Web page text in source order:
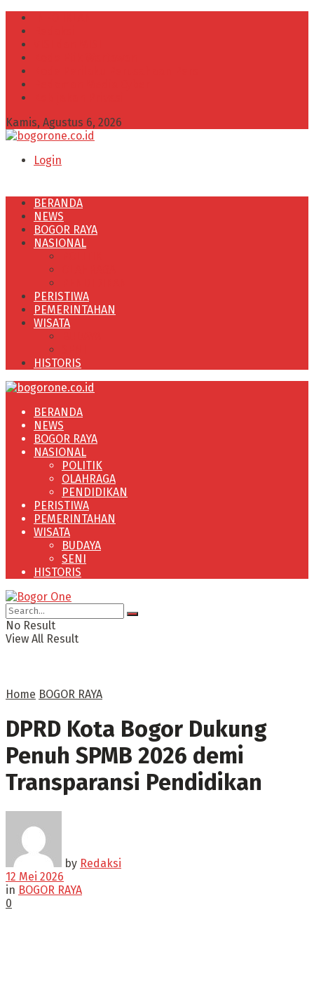
Kamis, Agustus 6, 2026
Login
BERANDA
NEWS
BOGOR RAYA
NASIONAL
PERISTIWA
PEMERINTAHAN
WISATA
HISTORIS
BERANDA
NEWS
BOGOR RAYA
NASIONAL
POLITIK
OLAHRAGA
PENDIDIKAN
PERISTIWA
PEMERINTAHAN
WISATA
BUDAYA
SENI
HISTORIS
No Result
View All Result
Home BOGOR RAYA
DPRD Kota Bogor Dukung
Penuh SPMB 2026 demi
Transparansi Pendidikan
by Redaksi
12 Mei 2026
in BOGOR RAYA
0